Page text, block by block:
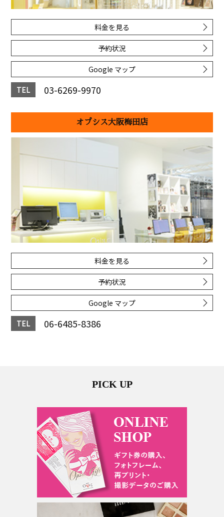
料金を見る
予約状況
Google マップ
TEL 03-6269-9970
オプシス大阪梅田店
料金を見る
予約状況
Google マップ
TEL 06-6485-8386
PICK UP